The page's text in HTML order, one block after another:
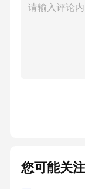
乙方未按照
还，并应按
若乙方擅自
金，并负责
您可能关注